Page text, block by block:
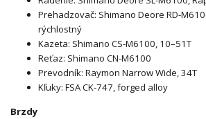
Prehadzovač: Shimano Deore RD-
rýchlostný
Kazeta: Shimano CS-M6100, 10–51T
Reťaz: Shimano CN-M6100
Prevodník: Raymon Narrow Wide, 34T
Kľuky: FSA CK-747, forged alloy
Brzdy